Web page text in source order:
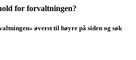
for forvaltningen?
øverst til høyre på siden og søk